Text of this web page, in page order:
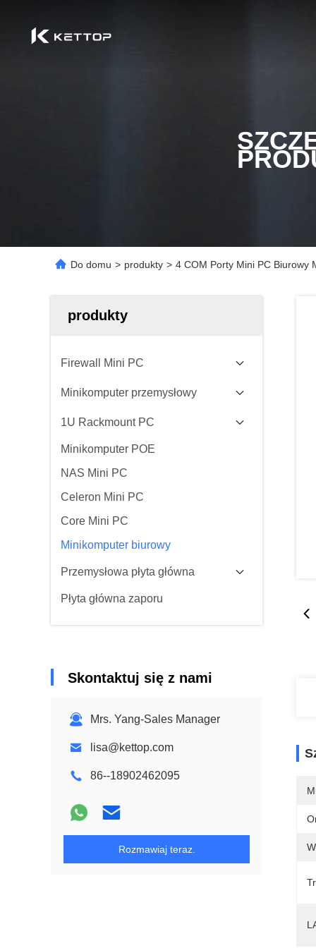
Do domu > produkty > 4 COM Porty Mini PC Biurowy
produkty
Firewall Mini PC
Minikomputer przemysłowy
1U Rackmount PC
Minikomputer POE
NAS Mini PC
Celeron Mini PC
Core Mini PC
Minikomputer biurowy
Przemysłowa płyta główna
Płyta główna zaporu
Skontaktuj się z nami
Mrs. Yang-Sales Manager
lisa@kettop.com
86--18902462095
Rozmawiaj teraz.